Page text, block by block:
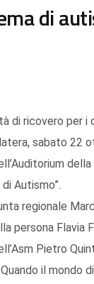
di
di ricovero per i
sabato 22
Autismo”.
regionale
persona Flavia
Pietro
il mondo